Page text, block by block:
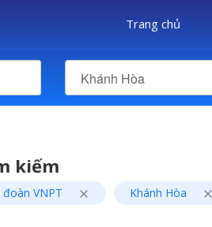
Trang chủ
Khánh Hòa
kiếm
đoàn VNPT Khánh Hòa